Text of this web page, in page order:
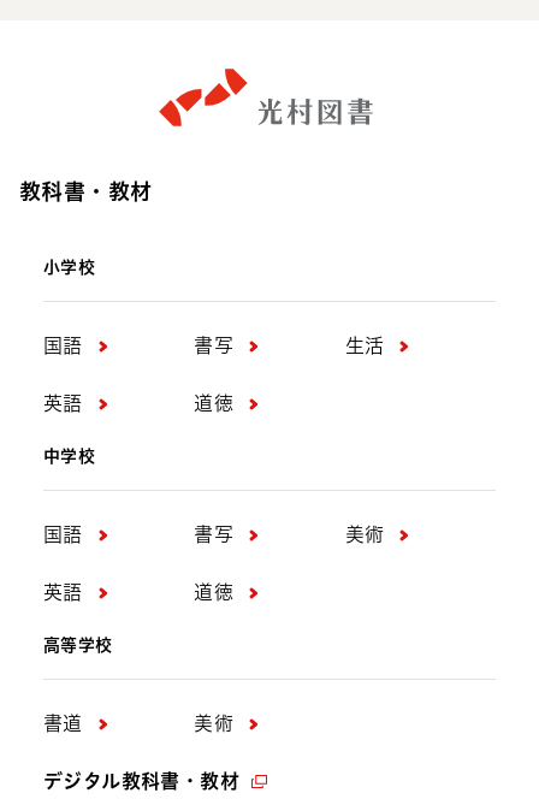
この1年、最も人々の心を動かしたエ
2026年7月31日
教科書以外の書籍に関するお知らせ
文芸・教養 ベスト・エッセイ
『ベスト・エッセイ2026』訂正のお
2026年7月28日
文芸・教養 絵本・児童文学
飛ぶ教室の本
『ふでばこじいさん』（2026年9月
教科書・教材
小学校
国語 書写 生活
英語 道徳
中学校
国語 書写 美術
英語 道徳
高等学校
書道 美術
デジタル教科書・教材